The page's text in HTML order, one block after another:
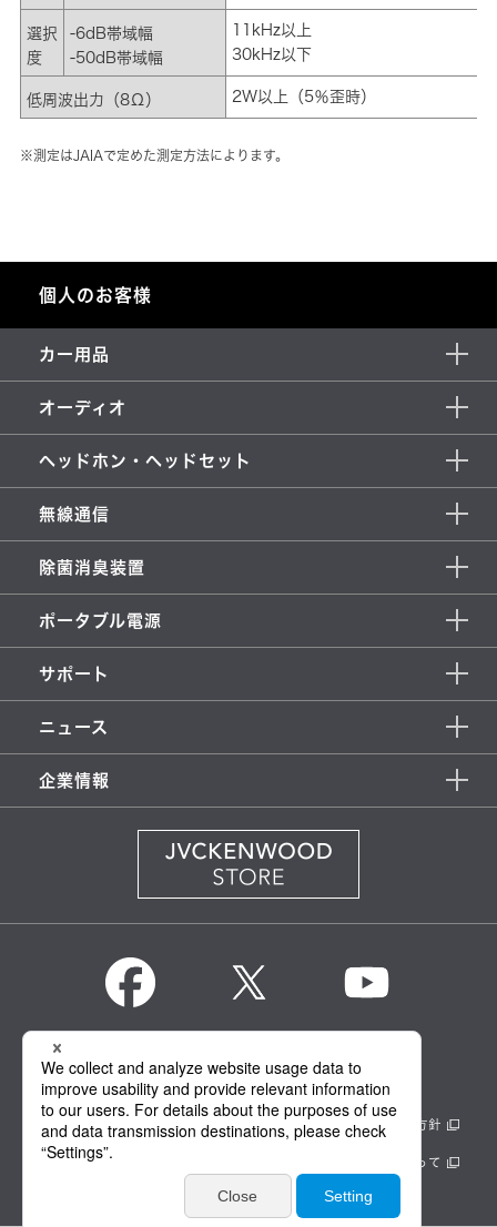
選択
度
-6dB帯域幅
-50dB帯域幅
11kHz以上
30kHz以下
低周波出力（8Ω） 2W以上（5％歪時）
※測定はJAIAで定めた測定方法によります。
個人のお客様
カー用品
オーディオ
ヘッドホン・ヘッドセット
無線通信
除菌消臭装置
ポータブル電源
サポート
ニュース
企業情報
KENWOOD Global
情報セキュリティ基本方針 製品安全に関する基本方針
正しい表示への取り組み サイトのご利用にあたって